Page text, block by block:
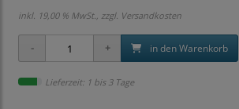
inkl. 19,00 % MwSt., zzgl. Versandkosten
in den Warenkorb
Lieferzeit: 1 bis 3 Tage